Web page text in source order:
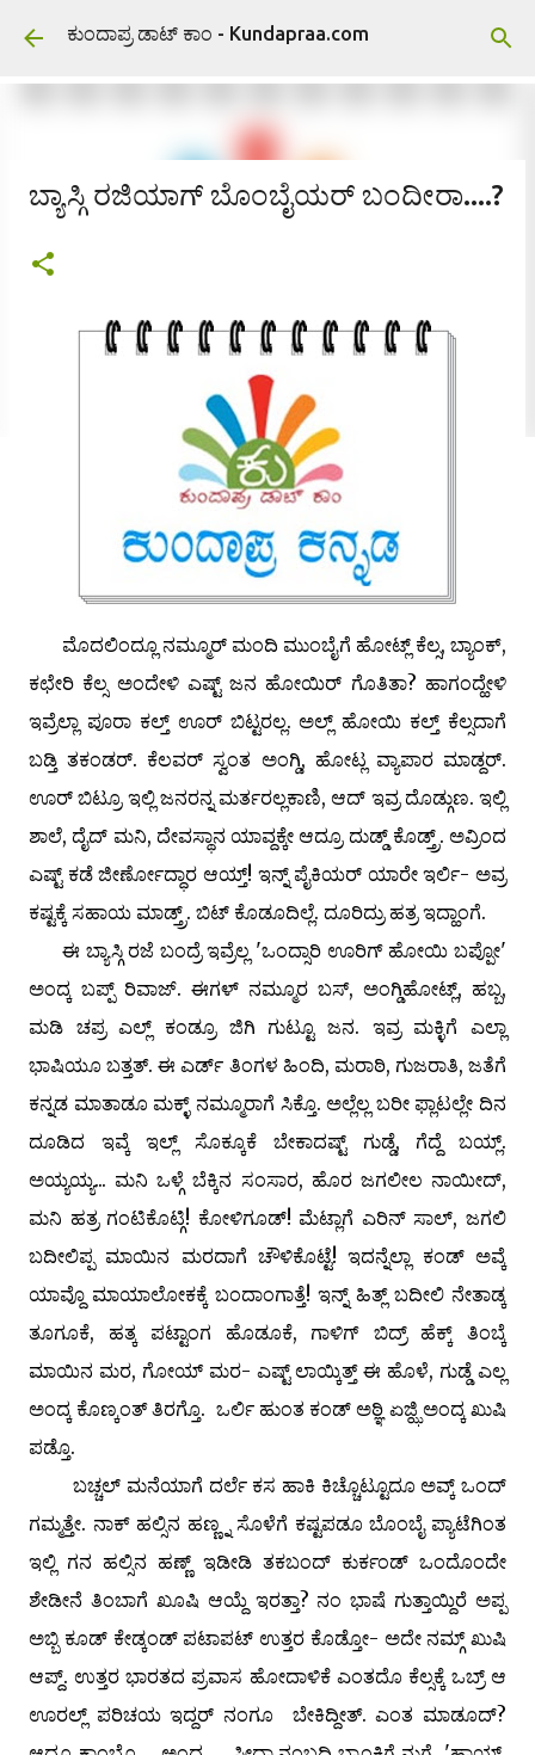
ವಿಷಯಕ್ಕೆ ಹೋಗಿ
ಕುಂದಾಪ್ರ ಡಾಟ್ ಕಾಂ - Kundapraa.com
ಬ್ಯಾಸ್ಗಿ ರಜಿಯಾಗ್ ಬೊಂಬೈಯರ್ ಬಂದೀರಾ....?
ಮೊದಲಿಂದ್ಲೂ ನಮ್ಮೂರ್ ಮಂದಿ ಮುಂಬೈಗೆ ಹೋಟ್ಲ್ ಕೆಲ್ಸ, ಬ್ಯಾಂಕ್,
ಕಛೇರಿ ಕೆಲ್ಸ ಅಂದೇಳಿ ಎಷ್ಟ್ ಜನ ಹೋಯಿರ್ ಗೊತಿತಾ? ಹಾಗಂದ್ಹೇಳಿ
ಇವ್ರೆಲ್ಲಾ ಪೂರಾ ಕಲ್ತ್ ಊರ್ ಬಿಟ್ಟರಲ್ಲ. ಅಲ್ಲ್ ಹೋಯಿ ಕಲ್ತ್ ಕೆಲ್ಸದಾಗೆ
ಬಡ್ತಿ ತಕಂಡರ್. ಕೆಲವರ್ ಸ್ವಂತ ಅಂಗ್ಡಿ, ಹೋಟ್ಲ ವ್ಯಾಪಾರ ಮಾಡ್ದರ್.
ಊರ್ ಬಿಟ್ರೂ ಇಲ್ಲಿ ಜನರನ್ನ ಮರ್ತರಲ್ಲಕಾಣಿ, ಆದ್ ಇವ್ರ ದೊಡ್ಗುಣ. ಇಲ್ಲಿ
ಶಾಲೆ, ದೈದ್ ಮನಿ, ದೇವಸ್ಥಾನ ಯಾವ್ದಕ್ಕೇ ಆದ್ರೂ ದುಡ್ಡ್ ಕೊಡ್ತ್ರ್. ಅವ್ರಿಂದ
ಎಷ್ಟ್ ಕಡೆ ಜೀರ್ಣೋದ್ಧಾರ ಆಯ್ತ್! ಇನ್ನ್ ಪೈಕಿಯರ್ ಯಾರೇ ಇರ್ಲಿ- ಅವ್ರ
ಕಷ್ಟಕ್ಕೆ ಸಹಾಯ ಮಾಡ್ತ್ರ್. ಬಿಟ್ ಕೊಡೂದಿಲ್ಲೆ. ದೂರಿದ್ರು ಹತ್ರ ಇದ್ಹಾಂಗೆ.
ಈ ಬ್ಯಾಸ್ಗಿ ರಜೆ ಬಂದ್ರೆ ಇವ್ರೆಲ್ಲ 'ಒಂದ್ಸಾರಿ ಊರಿಗ್ ಹೋಯಿ ಬಪ್ಪೋ'
ಅಂದ್ಕ ಬಪ್ಪ್ ರಿವಾಜ್. ಈಗಳ್ ನಮ್ಮೂರ ಬಸ್, ಅಂಗ್ಡಿಹೋಟ್ಲ್, ಹಬ್ಬ,
ಮಡಿ ಚಪ್ರ ಎಲ್ಲ್ ಕಂಡ್ರೂ ಜಿಗಿ ಗುಟ್ಟೂ ಜನ. ಇವ್ರ ಮಕ್ಳಿಗೆ ಎಲ್ಲಾ
ಭಾಷಿಯೂ ಬತ್ತತ್. ಈ ಎರ್ಡ್ ತಿಂಗಳ ಹಿಂದಿ, ಮರಾಠಿ, ಗುಜರಾತಿ, ಜತೆಗೆ
ಕನ್ನಡ ಮಾತಾಡೂ ಮಕ್ಳ್ ನಮ್ಮೂರಾಗೆ ಸಿಕ್ತೊ. ಅಲ್ಲೆಲ್ಲ ಬರೀ ಫ್ಲಾಟಲ್ಲೇ ದಿನ
ದೂಡಿದ ಇವ್ಕೆ ಇಲ್ಲ್ ಸೊಕ್ಕೂಕೆ ಬೇಕಾದಷ್ಟ್ ಗುಡ್ಡೆ, ಗೆದ್ದೆ ಬಯ್ಲ್.
ಅಯ್ಯಯ್ಯ... ಮನಿ ಒಳ್ಗೆ ಬೆಕ್ಕಿನ ಸಂಸಾರ, ಹೊರ ಜಗಲೀಲ ನಾಯೀದ್,
ಮನಿ ಹತ್ರ ಗಂಟಿಕೊಟ್ಗಿ! ಕೋಳಿಗೂಡ್! ಮೆಟ್ಲಾಗೆ ಎರಿನ್ ಸಾಲ್, ಜಗಲಿ
ಬದೀಲಿಪ್ಪ ಮಾಯಿನ ಮರದಾಗೆ ಚೌಳಿಕೊಟ್ಟೆ! ಇದನ್ನೆಲ್ಲಾ ಕಂಡ್ ಅವ್ಕೆ
ಯಾವ್ದೊ ಮಾಯಾಲೋಕಕ್ಕೆ ಬಂದಾಂಗಾತ್ತೆ! ಇನ್ನ್ ಹಿತ್ಲ್ ಬದೀಲಿ ನೇತಾಡ್ಕ
ತೂಗೂಕೆ, ಹತ್ಕ ಪಟ್ಟಾಂಗ ಹೊಡೂಕೆ, ಗಾಳಿಗ್ ಬಿದ್ರ್ ಹೆಕ್ಕ್ ತಿಂಬ್ಕೆ
ಮಾಯಿನ ಮರ, ಗೋಯ್ ಮರ- ಎಷ್ಟ್ ಲಾಯ್ಕಿತ್ತ್ ಈ ಹೊಳೆ, ಗುಡ್ಡೆ ಎಲ್ಲ
ಅಂದ್ಕ ಕೊಣ್ಕಂತ್ ತಿರಗ್ತೊ. ಒರ್ಲಿ ಹುಂತ ಕಂಡ್ ಅಠ್ಞಿ ಏಜ್ಝಿ ಅಂದ್ಕ ಖುಷಿ
ಪಡ್ತೊ.
ಬಚ್ಚಲ್ ಮನೆಯಾಗೆ ದರ್ಲೆ ಕಸ ಹಾಕಿ ಕಿಚ್ಚೊಟ್ಟೂದೂ ಅವ್ಕ್ ಒಂದ್
ಗಮ್ಮತ್ತೇ. ನಾಕ್ ಹಲ್ಸಿನ ಹಣ್ಣ್ನ ಸೊಳೆಗೆ ಕಷ್ಟಪಡೂ ಬೊಂಬೈ ಪ್ಯಾಟೆಗಿಂತ
ಇಲ್ಲಿ ಗನ ಹಲ್ಸಿನ ಹಣ್ಣ್ ಇಡೀಡಿ ತಕಬಂದ್ ಕುರ್ಕಂಡ್ ಒಂದೊಂದೇ
ಶೇಡೀನೆ ತಿಂಬಾಗೆ ಖೂಷಿ ಆಯ್ದೆ ಇರತ್ತಾ? ನಂ ಭಾಷೆ ಗುತ್ತಾಯ್ದಿರೆ ಅಪ್ಪ
ಅಬ್ಬಿ ಕೂಡ್ ಕೇಡ್ಕಂಡ್ ಪಟಾಪಟ್ ಉತ್ತರ ಕೊಡ್ತೋ- ಅದೇ ನಮ್ಗ್ ಖುಷಿ
ಆಪ್ದ್. ಉತ್ತರ ಭಾರತದ ಪ್ರವಾಸ ಹೋದಾಳಿಕೆ ಎಂತದೊ ಕೆಲ್ಸಕ್ಕೆ ಒಬ್ರ್ ಆ
ಊರಲ್ಲ್ ಪರಿಚಯ ಇದ್ದರ್ ನಂಗೂ ಬೇಕಿದ್ದೀತ್. ಎಂತ ಮಾಡೂದ್?